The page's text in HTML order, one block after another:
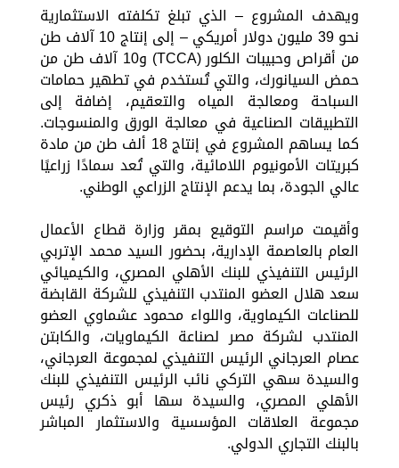
ويهدف المشروع – الذي تبلغ تكلفته الاستثمارية
نحو 39 مليون دولار أمريكي – إلى إنتاج 10 آلاف طن
من أقراص وحبيبات الكلور (TCCA) و10 آلاف طن من
حمض السيانورك، والتي تُستخدم في تطهير حمامات
السباحة ومعالجة المياه والتعقيم، إضافة إلى
التطبيقات الصناعية في معالجة الورق والمنسوجات.
كما يساهم المشروع في إنتاج 18 ألف طن من مادة
كبريتات الأمونيوم اللامائية، والتي تُعد سمادًا زراعيًا
عالي الجودة، بما يدعم الإنتاج الزراعي الوطني.
وأقيمت مراسم التوقيع بمقر وزارة قطاع الأعمال
العام بالعاصمة الإدارية، بحضور السيد محمد الإتربي
الرئيس التنفيذي للبنك الأهلي المصري، والكيميائي
سعد هلال العضو المنتدب التنفيذي للشركة القابضة
للصناعات الكيماوية، واللواء محمود عشماوي العضو
المنتدب لشركة مصر لصناعة الكيماويات، والكابتن
عصام العرجاني الرئيس التنفيذي لمجموعة العرجاني،
والسيدة سهي التركي نائب الرئيس التنفيذي للبنك
الأهلي المصري، والسيدة سها أبو ذكري رئيس
مجموعة العلاقات المؤسسية والاستثمار المباشر
بالبنك التجاري الدولي.